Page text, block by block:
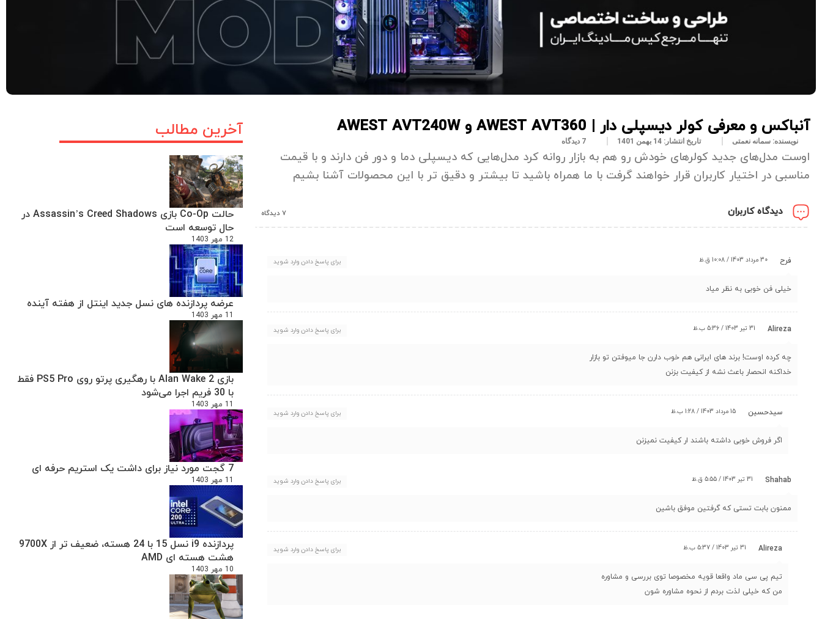
آخرین مطالب
حالت Co-Op بازی Assassin’s Creed Shadows در
حال توسعه است
12 مهر 1403
عرضه پردازنده های نسل جدید اینتل از هفته آینده
11 مهر 1403
بازی Alan Wake 2 با رهگیری پرتو روی PS5 Pro فقط
با 30 فریم اجرا می‌شود
11 مهر 1403
7 گجت مورد نیاز برای داشت یک استریم حرفه ای
11 مهر 1403
پردازنده i9 نسل 15 با 24 هسته، ضعیف تر از 9700X
هشت هسته ای AMD
10 مهر 1403
آنباکس و معرفی کولر دیسپلی دار | AWEST AVT360 و AWEST AVT240W
نویسنده:سمانه نعمتی تاریخ انتشار: 14 بهمن 1401 7 دیدگاه
اوست مدل‌های جدید کولر‌های خودش رو هم به بازار روانه کرد مدل‌هایی که دیسپلی دما و دور فن دارند و با قیمت
مناسبی در اختیار کاربران قرار خواهند گرفت با ما همراه باشید تا بیشتر و دقیق تر با این محصولات آشنا بشیم
دیدگاه کاربران 7 دیدگاه
فرح 30 مرداد 1403 / 10:08 ق.ظ برای پاسخ دادن وارد شوید
خیلی فن خوبی به نظر میاد
Alireza 31 تیر 1403 / 5:36 ب.ظ برای پاسخ دادن وارد شوید
چه کرده اوست! برند های ایرانی هم خوب دارن جا میوفتن تو بازار
خداکنه انحصار باعث نشه از کیفیت بزنن
سیدحسین 15 مرداد 1403 / 1:28 ب.ظ برای پاسخ دادن وارد شوید
اگر فروش خوبی داشته باشند ار کیفیت نمیزنن
Shahab 31 تیر 1403 / 5:55 ق.ظ برای پاسخ دادن وارد شوید
ممنون بابت تستی که گرفتین موفق باشین
Alireza 31 تیر 1403 / 5:37 ب.ظ برای پاسخ دادن وارد شوید
تیم پی سی ماد واقعا قویه مخصوصا توی بررسی و مشاوره
من که خیلی لذت بردم از نحوه مشاوره شون